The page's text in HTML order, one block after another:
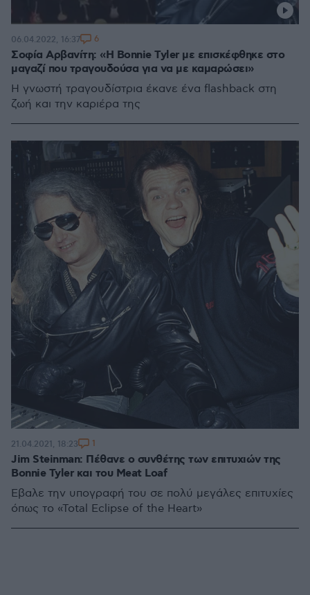
Σοφία Αρβανίτη: «H Bonnie Tyler με επισκέφθηκε στο
μαγαζί που τραγουδούσα για να με καμαρώσει»
H γνωστή τραγουδίστρια έκανε ένα flashback στη
ζωή και την καριέρα της
06.04.2022, 16:37 6
Jim Steinman: Πέθανε ο συνθέτης των επιτυχιών της
Bonnie Tyler και του Meat Loaf
Έβαλε την υπογραφή του σε πολύ μεγάλες επιτυχίες
όπως το «Total Eclipse of the Heart»
21.04.2021, 18:23 1